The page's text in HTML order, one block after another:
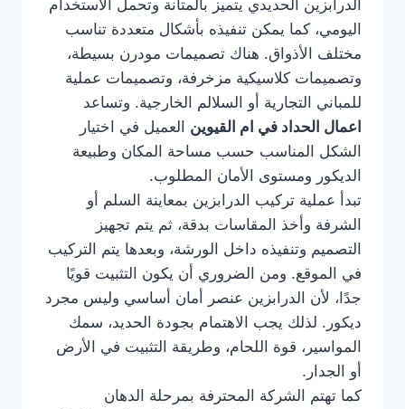
الدرابزين الحديدي يتميز بالمتانة وتحمل الاستخدام
اليومي، كما يمكن تنفيذه بأشكال متعددة تناسب
مختلف الأذواق. هناك تصميمات مودرن بسيطة،
وتصميمات كلاسيكية مزخرفة، وتصميمات عملية
للمباني التجارية أو السلالم الخارجية. وتساعد
اعمال الحداد في ام القيوين العميل في اختيار
الشكل المناسب حسب مساحة المكان وطبيعة
الديكور ومستوى الأمان المطلوب.
تبدأ عملية تركيب الدرابزين بمعاينة السلم أو
الشرفة وأخذ المقاسات بدقة، ثم يتم تجهيز
التصميم وتنفيذه داخل الورشة، وبعدها يتم التركيب
في الموقع. ومن الضروري أن يكون التثبيت قويًا
جدًا، لأن الدرابزين عنصر أمان أساسي وليس مجرد
ديكور. لذلك يجب الاهتمام بجودة الحديد، سمك
المواسير، قوة اللحام، وطريقة التثبيت في الأرض
أو الجدار.
كما تهتم الشركة المحترفة بمرحلة الدهان